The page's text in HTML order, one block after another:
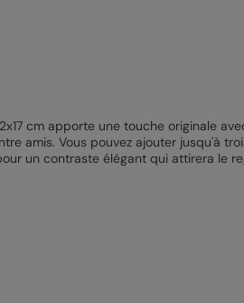
cm apporte une touche originale
amis. Vous pouvez ajouter jusqu'à
un contraste élégant qui attirera le